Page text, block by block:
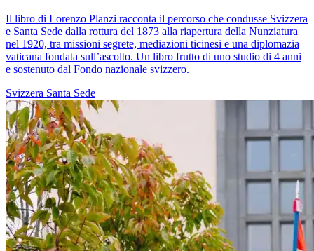
Il libro di Lorenzo Planzi racconta il percorso che condusse Svizzera
e Santa Sede dalla rottura del 1873 alla riapertura della Nunziatura
nel 1920, tra missioni segrete, mediazioni ticinesi e una diplomazia
vaticana fondata sull’ascolto. Un libro frutto di uno studio di 4 anni
e sostenuto dal Fondo nazionale svizzero.
Svizzera Santa Sede